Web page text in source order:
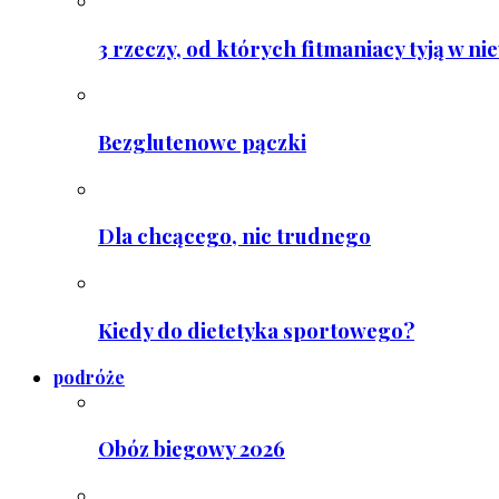
3 rzeczy, od których fitmaniacy tyją w
Bezglutenowe pączki
Dla chcącego, nic trudnego
Kiedy do dietetyka sportowego?
podróże
Obóz biegowy 2026